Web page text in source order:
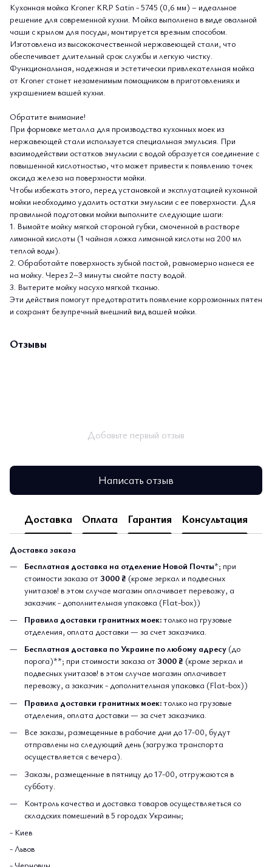
Кухонная мойка Kroner KRP Satin - 5745 (0,6 мм) – идеальное
решение для современной кухни. Мойка выполнена в виде овальной
чаши с крылом для посуды, монтируется врезным способом.
Изготовлена из высококачественной нержавеющей стали, что
обеспечивает длительный срок службы и легкую чистку.
Функциональная, надежная и эстетически привлекательная мойка
от Kroner станет незаменимым помощником в приготовлениях и
украшением вашей кухни.
Обратите внимание!
При формовке металла для производства кухонных моек из
нержавеющей стали используется специальная эмульсия. При
взаимодействии остатков эмульсии с водой образуется соединение с
повышенной кислотностью, что может привести к появлению точек
оксида железа на поверхности мойки.
Чтобы избежать этого, перед установкой и эксплуатацией кухонной
мойки необходимо удалить остатки эмульсии с ее поверхности. Для
правильной подготовки мойки выполните следующие шаги:
1. Вымойте мойку мягкой стороной губки, смоченной в растворе
лимонной кислоты (1 чайная ложка лимонной кислоты на 200 мл
теплой воды).
2. Обработайте поверхность зубной пастой, равномерно нанеся ее
на мойку. Через 2–3 минуты смойте пасту водой.
3. Вытерите мойку насухо мягкой тканью.
Эти действия помогут предотвратить появление коррозионных пятен
и сохранят безупречный внешний вид вашей мойки.
Отзывы
Добавьте первый отзыв
Написать отзыв
Доставка Оплата Гарантия Консультация
Доставка заказа
Бесплатная доставка на отделение Новой Почты*; при
стоимости заказа от3000 ₴ (кроме зеркал и подвесных
унитазов! в этом случае магазин оплачивает перевозку, а
заказчик - дополнительная упаковка (Flat-box))
Правила доставки гранитных моек:только на грузовые
отделения, оплата доставки — за счет заказчика.
Бесплатная доставка по Украине по любому адресу (до
порога)**; при стоимости заказа от3000 ₴ (кроме зеркал и
подвесных унитазов! в этом случае магазин оплачивает
перевозку, а заказчик - дополнительная упаковка (Flat-box))
Правила доставки гранитных моек:только на грузовые
отделения, оплата доставки — за счет заказчика.
Все заказы, размещенные в рабочие дни до 17-00, будут
отправлены на следующий день (загрузка транспорта
осуществляется с вечера).
Заказы, размещенные в пятницу до 17-00, отгружаются в
субботу.
Контроль качества и доставка товаров осуществляеться со
складских помешений в 5 городах Украины;
- Киев
- Львов